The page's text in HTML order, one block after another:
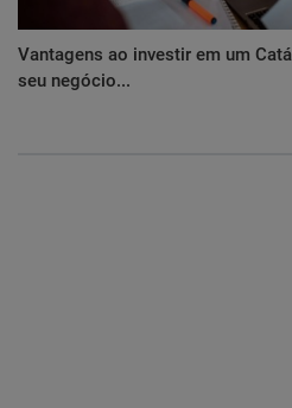
Vantagens ao investir em um
seu negócio...